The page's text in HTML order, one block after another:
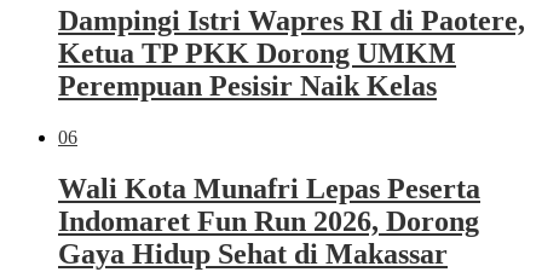
Dampingi Istri Wapres RI di Paotere,
Ketua TP PKK Dorong UMKM
Perempuan Pesisir Naik Kelas
06
Wali Kota Munafri Lepas Peserta
Indomaret Fun Run 2026, Dorong
Gaya Hidup Sehat di Makassar